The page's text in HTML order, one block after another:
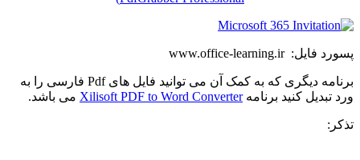
پسورد فایل: www.office-learning.ir
برنامه دیگری که به کمک آن می توانید فایل های Pdf فارسی را به
ورد تبدیل کنید برنامهXilisoft PDF to Word Converter می باشد.
تذکر: